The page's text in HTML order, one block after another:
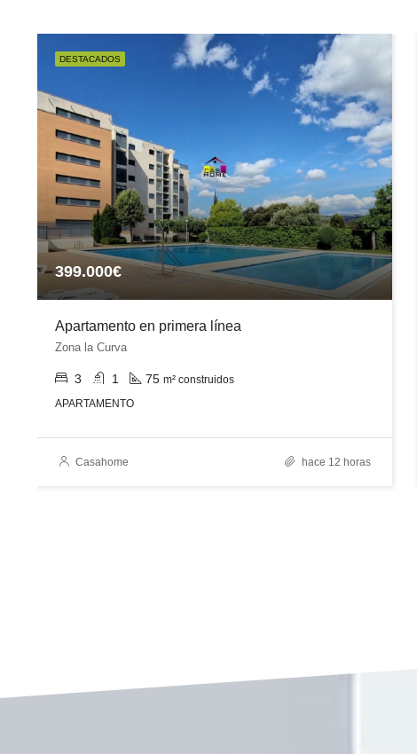
DESTACADOS
399.000€
Apartamento en primera línea
Zona la Curva
3 1 75 m² construidos
APARTAMENTO
Casahome hace 12 horas